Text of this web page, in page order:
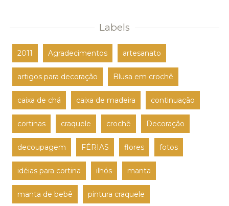
Labels
2011 Agradecimentos artesanato
artigos para decoração Blusa em crochê
caixa de chá caixa de madeira continuação
cortinas craquele crochê Decoração
decoupagem FÉRIAS flores fotos
idéias para cortina ilhós manta
manta de bebê pintura craquele